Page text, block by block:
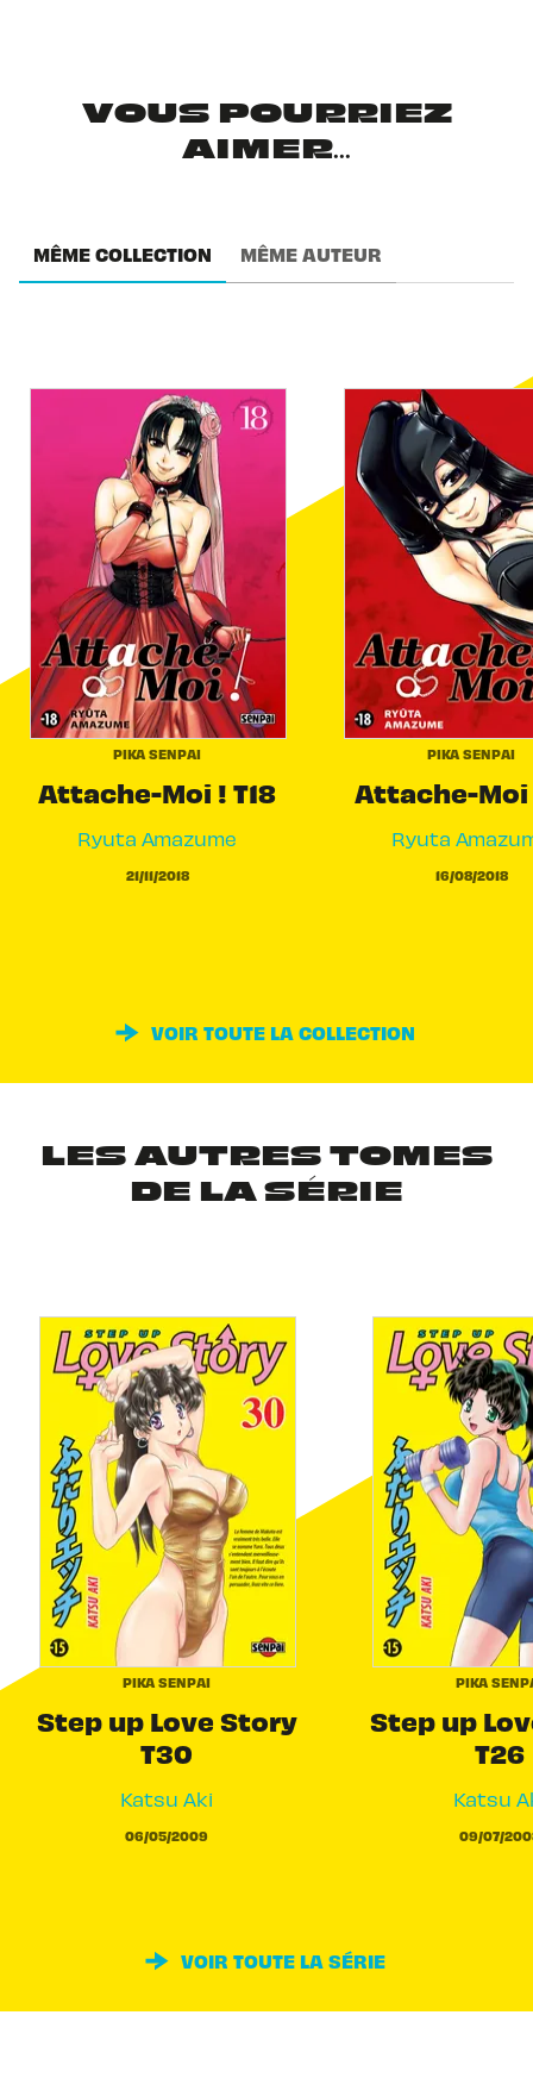
VOUS POURRIEZ
AIMER...
MÊME COLLECTION MÊME AUTEUR
PIKA SENPAI
Attache-Moi ! T18
Ryuta Amazume
21/11/2018
PIKA SENPAI
Attache-Moi
Ryuta
16/08/2018
VOIR TOUTE LA COLLECTION
LES AUTRES TOMES
DE LA SÉRIE
PIKA SENPAI
Step up Love Story
T30
Katsu Aki
06/05/2009
PIKA
Step up
T26
Katsu
09/07/
VOIR TOUTE LA SÉRIE